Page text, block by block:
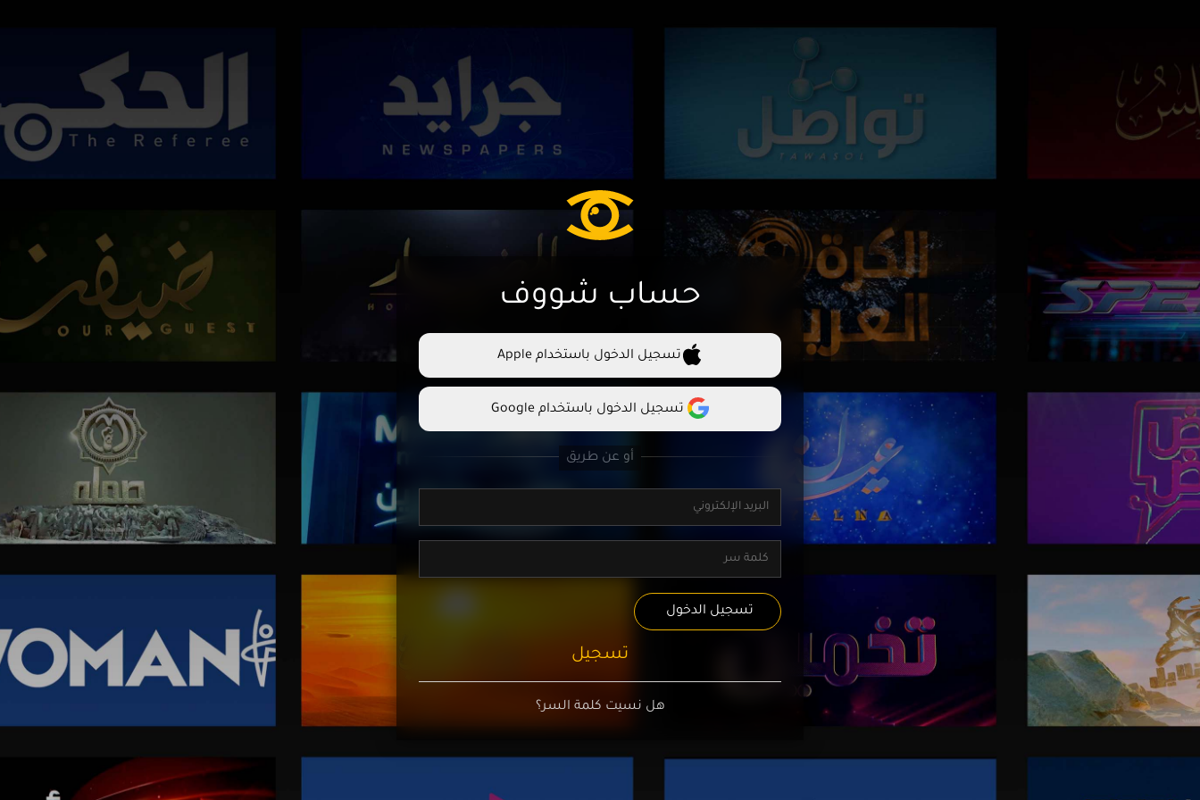
حساب شووف
تسجيل الدخول باستخدام Apple
تسجيل الدخول باستخدام Google
تسجيل الدخول
تسجيل
هل نسيت كلمة السر؟